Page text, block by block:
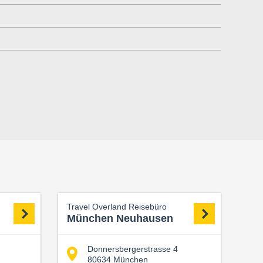
Travel Overland Reisebüro
München Neuhausen
Donnersbergerstrasse 4
80634 München